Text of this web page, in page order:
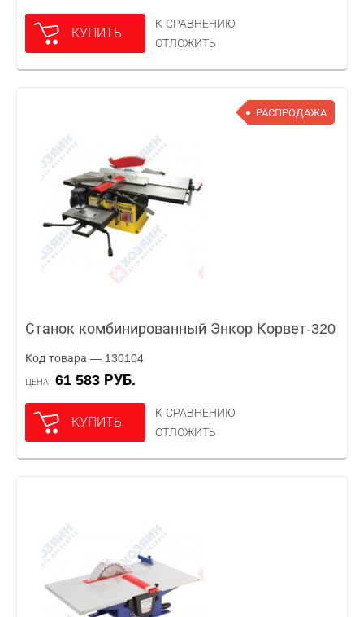
КУПИТЬ
К СРАВНЕНИЮ
ОТЛОЖИТЬ
РАСПРОДАЖА
Станок комбинированный Энкор Корвет-320
Код товара — 130104
ЦЕНА 61 583 РУБ.
КУПИТЬ
К СРАВНЕНИЮ
ОТЛОЖИТЬ